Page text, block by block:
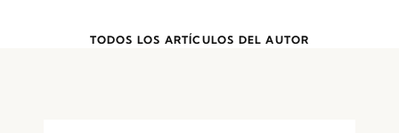
TODOS LOS ARTÍCULOS DEL AUTOR